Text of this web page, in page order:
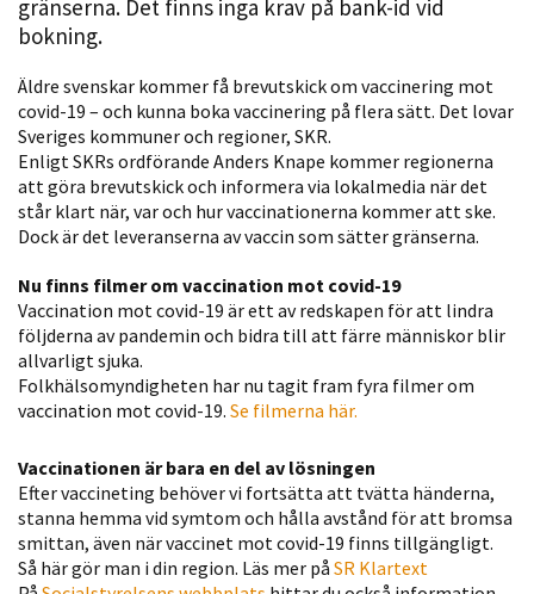
gränserna. Det finns inga krav på bank-id vid
bokning.
Äldre svenskar kommer få brevutskick om vaccinering mot
covid-19 – och kunna boka vaccinering på flera sätt. Det lovar
Sveriges kommuner och regioner, SKR.
Enligt SKRs ordförande Anders Knape kommer regionerna
att göra brevutskick och informera via lokalmedia när det
står klart när, var och hur vaccinationerna kommer att ske.
Dock är det leveranserna av vaccin som sätter gränserna.
Nu finns filmer om vaccination mot covid-19
Vaccination mot covid-19 är ett av redskapen för att lindra
följderna av pandemin och bidra till att färre människor blir
allvarligt sjuka.
Folkhälsomyndigheten har nu tagit fram fyra filmer om
vaccination mot covid-19. Se filmerna här.
Vaccinationen är bara en del av lösningen
Efter vaccineting behöver vi fortsätta att tvätta händerna,
stanna hemma vid symtom och hålla avstånd för att bromsa
smittan, även när vaccinet mot covid-19 finns tillgängligt.
Så här gör man i din region. Läs mer på SR Klartext
Nödvändiga
Dessa kakor
går inte att
välja bort. De
behövs för
att hemsidan
över huvud
taget ska
fungera.
Statistik
För att vi ska
förbättra
hemsidans
funktionalitet
och